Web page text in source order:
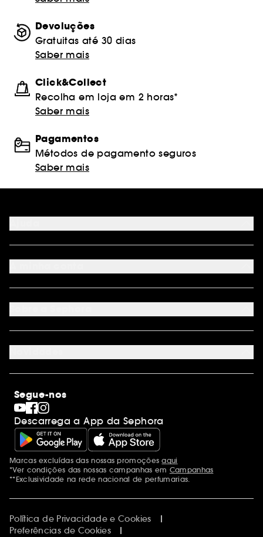
Devoluções
Gratuitas até 30 dias
Saber mais
Click&Collect
Recolha em loja em 2 horas*
Saber mais
Pagamentos
Métodos de pagamento seguros
Saber mais
FAQ
Métodos de pagamento
Cartão oferta físico
Cartão oferta empresas
Site Map
Seguir encomenda
Programa de Fidelidade
Juntar Sephora
Sephora Prize 2026
Internacional
Descobrir a Sephora
Código promocional Sephora
Saldos
Dia dos Namorados
Dia do Pai
Dia da Mãe
Calendários do Advento
Singles' Day
Black Friday
Cyber Monday
Blue Monday
Segue-nos
Descarrega a App da Sephora
Menções adicionais
Marcas excluídas das nossas promoçõesaqui
*Ver condições das nossas campanhas em Campanhas
**Exclusividade na rede nacional de perfumarias.
Política de Privacidade e Cookies
Preferências de Cookies